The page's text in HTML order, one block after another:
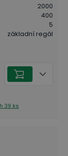
2000
400
5
základní regál
39 ks